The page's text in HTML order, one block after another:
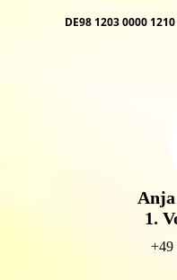
DE98 1203 0000
1.
+49